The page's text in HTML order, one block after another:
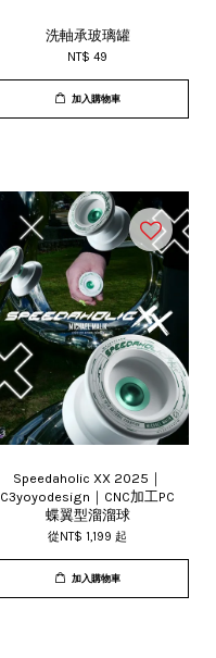
洗軸承玻璃罐
NT$ 49
加入購物車
Speedaholic XX 2025｜
C3yoyodesign｜CNC加工PC
蝶翼型溜溜球
從NT$ 1,199起
加入購物車